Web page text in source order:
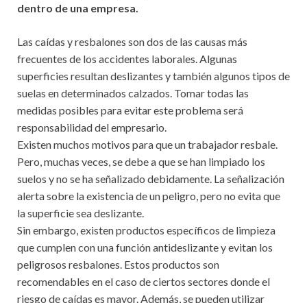
dentro de una empresa.
Las caídas y resbalones son dos de las causas más
frecuentes de los accidentes laborales. Algunas
superficies resultan deslizantes y también algunos tipos de
suelas en determinados calzados. Tomar todas las
medidas posibles para evitar este problema será
responsabilidad del empresario.
Existen muchos motivos para que un trabajador resbale.
Pero, muchas veces, se debe a que se han limpiado los
suelos y no se ha señalizado debidamente. La señalización
alerta sobre la existencia de un peligro, pero no evita que
la superficie sea deslizante.
Sin embargo, existen productos específicos de limpieza
que cumplen con una función antideslizante y evitan los
peligrosos resbalones. Estos productos son
recomendables en el caso de ciertos sectores donde el
riesgo de caídas es mayor. Además, se pueden utilizar